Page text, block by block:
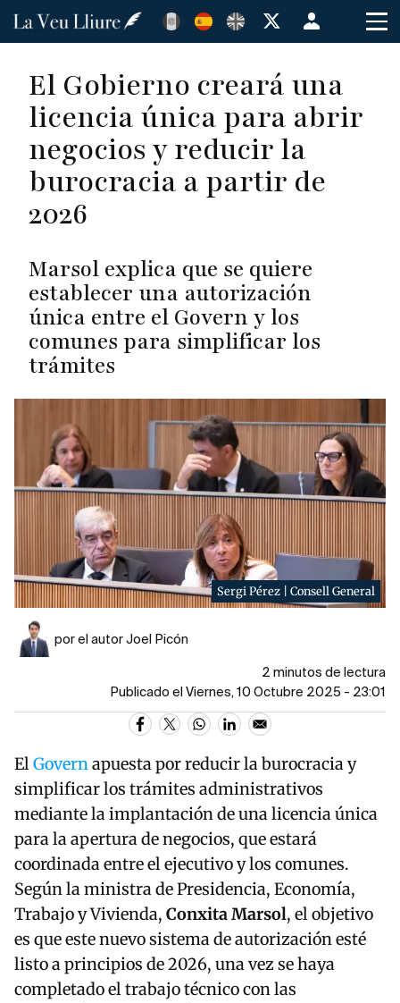
Pasar
principal
Menú
de
de
usuario
El Gobierno creará una
licencia única para abrir
negocios y reducir la
burocracia a partir de
2026
Marsol explica que se quiere
establecer una autorización
única entre el Govern y los
comunes para simplificar los
trámites
Sergi Pérez | Consell General
por el autor Joel Picón
2 minutos de lectura
Publicado el Viernes, 10 Octubre 2025 - 23:01
ElGovernapuesta por reducir la burocracia y
simplificar los trámites administrativos
mediante la implantación de una licencia única
para la apertura de negocios, que estará
coordinada entre el ejecutivo y los comunes.
Según la ministra de Presidencia, Economía,
Trabajo y Vivienda, Conxita Marsol, el objetivo
es que este nuevo sistema de autorización esté
listo a principios de 2026, una vez se haya
completado el trabajo técnico con las